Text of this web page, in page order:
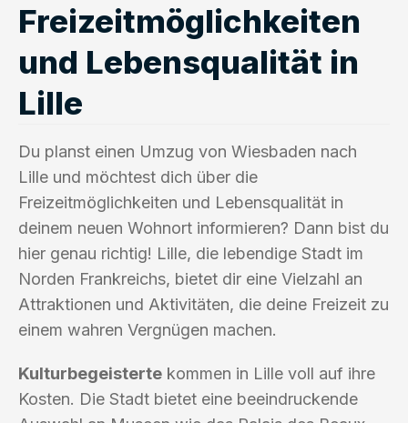
Freizeitmöglichkeiten
und Lebensqualität in
Lille
Du planst einen Umzug von Wiesbaden nach
Lille und möchtest dich über die
Freizeitmöglichkeiten und Lebensqualität in
deinem neuen Wohnort informieren? Dann bist du
hier genau richtig! Lille, die lebendige Stadt im
Norden Frankreichs, bietet dir eine Vielzahl an
Attraktionen und Aktivitäten, die deine Freizeit zu
einem wahren Vergnügen machen.
Kulturbegeisterte kommen in Lille voll auf ihre
Kosten. Die Stadt bietet eine beeindruckende